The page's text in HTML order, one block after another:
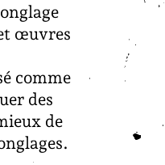
œuvres
comme
des
de